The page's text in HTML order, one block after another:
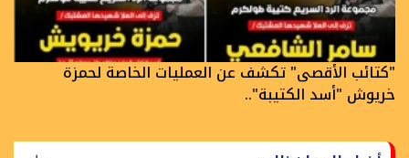
"كتائب الأقصى" تكشف عن العمليات الخاصة لحمزة
خريوش "أسد الكتيبة"..